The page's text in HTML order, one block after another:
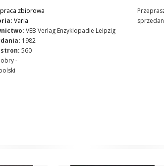
praca zbiorowa
Varia
VEB Verlag Enzyklopadie Leipzig
1982
560
-